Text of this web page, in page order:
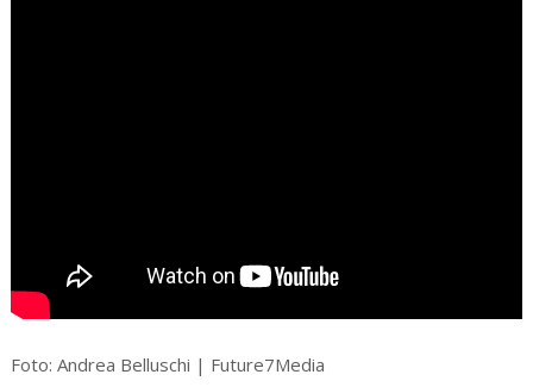
Foto: Andrea Belluschi | Future7Media